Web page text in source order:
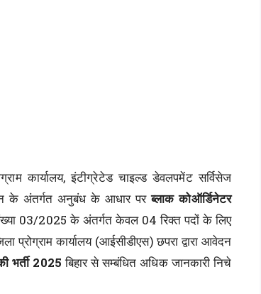
कार्यालय, इंटीग्रेटेड चाइल्ड डेवलपमेंट सर्विसेज
के अंतर्गत अनुबंध के आधार परब्लाक कोऑर्डिनेटर
संख्या 03/2025 के अंतर्गत केवल 04 रिक्त पदों के लिए
कार्यालय (आईसीडीएस) छपरा द्वारा आवेदन
भर्ती 2025 बिहार से सम्बंधित अधिक जानकारी निचे